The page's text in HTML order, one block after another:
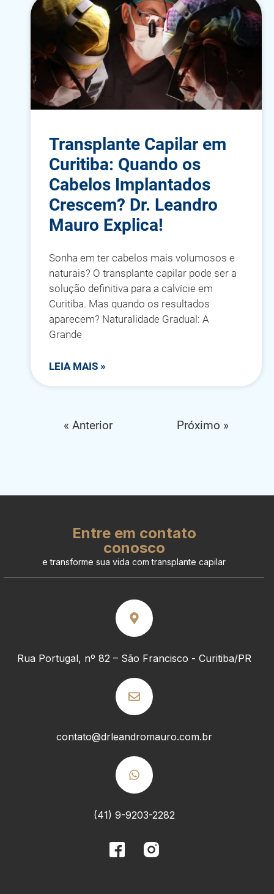
Transplante Capilar em
Curitiba: Quando os
Cabelos Implantados
Crescem? Dr. Leandro
Mauro Explica!
Sonha em ter cabelos mais volumosos e
naturais? O transplante capilar pode ser a
solução definitiva para a calvície em
Curitiba. Mas quando os resultados
aparecem? Naturalidade Gradual: A
Grande
LEIA MAIS »
« Anterior Próximo »
Entre em contato
conosco
e transforme sua vida com transplante capilar
Rua Portugal, nº 82 – São Francisco - Curitiba/PR
contato@drleandromauro.com.br
(41) 9-9203-2282